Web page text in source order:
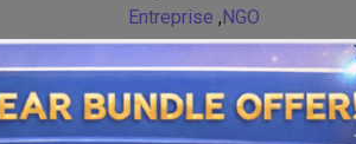
Entreprise ,NGO